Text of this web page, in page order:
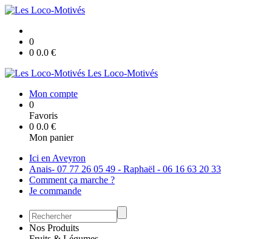
0
0 0.0 €
Les Loco-Motivés
Mon compte
0
Favoris
0 0.0 €
Mon panier
Ici en Aveyron
Anais- 07 77 26 05 49 - Raphaël - 06 16 63 20 33
Comment ça marche ?
Je commande
Nos Produits